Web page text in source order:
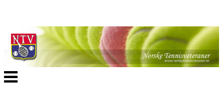
Veksle
navigasjon